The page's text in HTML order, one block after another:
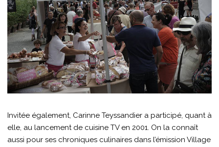
Invitée également, Carinne Teyssandier a participé, quant à
elle, au lancement de cuisine TV en 2001. On la connaît
aussi pour ses chroniques culinaires dans l’émission Village